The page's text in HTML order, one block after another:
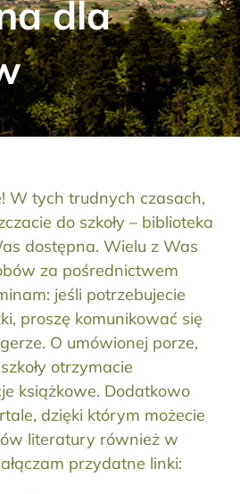
dla
W tych trudnych czasach,
do szkoły – biblioteka
dostępna. Wielu z Was
za pośrednictwem
jeśli potrzebujecie
proszę komunikować się
O umówionej porze,
otrzymacie
książkowe. Dodatkowo
dzięki którym możecie
literatury również w
przydatne linki: